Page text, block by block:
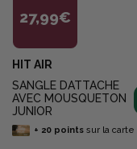
27,99€
HIT AIR
SANGLE DATTACHE
AVEC MOUSQUETON
JUNIOR
+ 20pointssur la carte